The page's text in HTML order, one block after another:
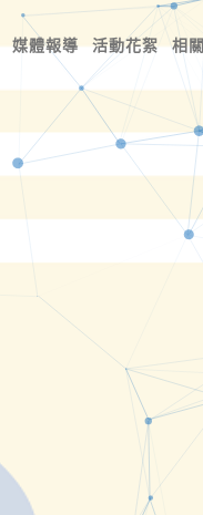
媒體報導 活動花絮 相